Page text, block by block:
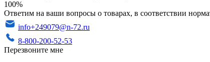
100%
Ответим на ваши вопросы о товарах, в соответствии
info+249079@n-72.ru
8-800-200-52-53
Перезвоните мне